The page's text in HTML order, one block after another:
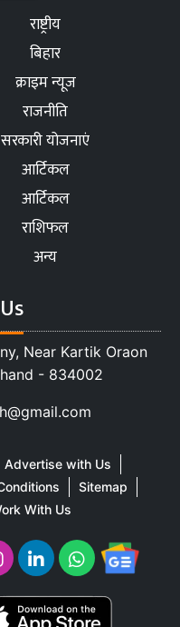
राष्ट्रीय
बिहार
क्राइम न्यूज
राजनीति
सरकारी योजनाएं
आर्टिकल
आर्टिकल
राशिफल
अन्य
Near Kartik Oraon
- 834002
Advertise with Us
Sitemap
With Us